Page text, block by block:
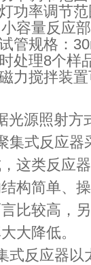
功率调节
小容量反应
管规格：
处理8个样
力搅拌装
光源照射方
集式反应器
这类反应
构简单、
比较高，
大降低。
式反应器以